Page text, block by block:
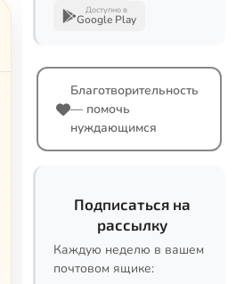
Доступно в
Google Play
Благотворительность
— помочь
нуждающимся
Подписаться на
рассылку
Каждую неделю в вашем
почтовом ящике: